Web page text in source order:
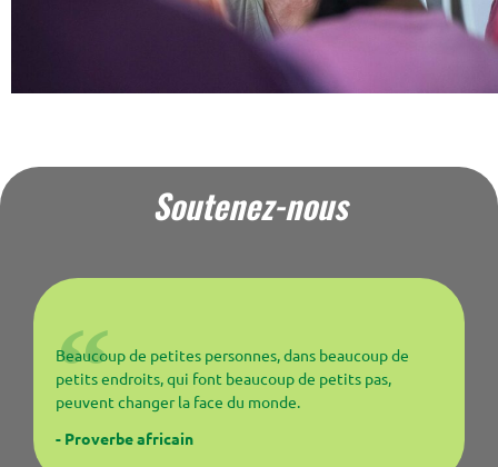
Soutenez-nous
Beaucoup de petites personnes, dans beaucoup de
petits endroits, qui font beaucoup de petits pas,
peuvent changer la face du monde.
- Proverbe africain